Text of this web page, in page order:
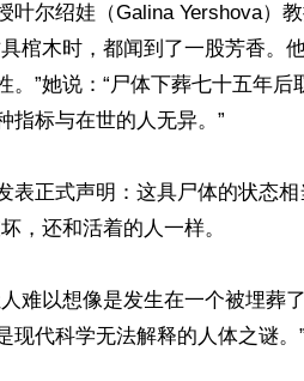
尔绍娃（Galina Yershova）
棺木时，都闻到了一股芳香。
”她说：“尸体下葬七十五年后
指标与在世的人无异。”
表正式声明：这具尸体的状态
，还和活着的人一样。
难以想像是发生在一个被埋葬
现代科学无法解释的人体之谜。”